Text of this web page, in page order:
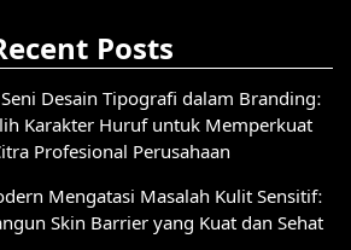
Posts
Desain Tipografi dalam Branding:
Karakter Huruf untuk Memperkuat
Profesional Perusahaan
Mengatasi Masalah Kulit Sensitif:
Skin Barrier yang Kuat dan Sehat